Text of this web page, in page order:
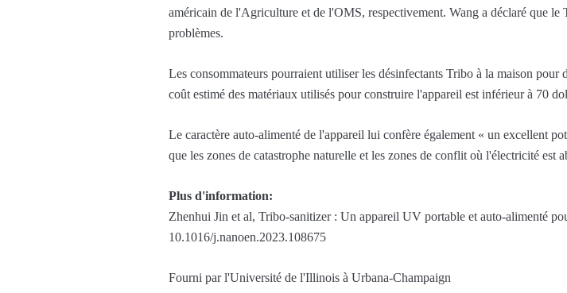
américain de l'Agriculture et de l'OMS, respectivement. Wang a déclaré que le
problèmes.
Les consommateurs pourraient utiliser les désinfectants Tribo à la maison pour
coût estimé des matériaux utilisés pour construire l'appareil est inférieur à 70
Le caractère auto-alimenté de l'appareil lui confère également « un excellent
que les zones de catastrophe naturelle et les zones de conflit où l'électricité est
Plus d'information:
Zhenhui Jin et al, Tribo-sanitizer : Un appareil UV portable et auto-alimenté
10.1016/j.nanoen.2023.108675
Fourni par l'Université de l'Illinois à Urbana-Champaign